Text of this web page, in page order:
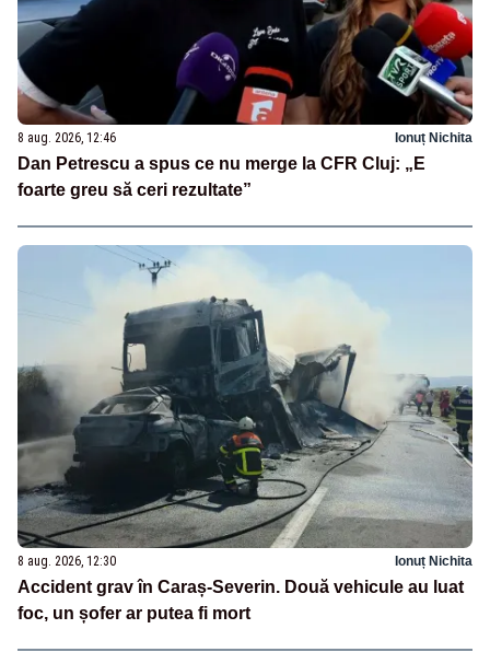
8 aug. 2026, 12:46 Ionuț Nichita
Dan Petrescu a spus ce nu merge la CFR Cluj: „E
foarte greu să ceri rezultate”
8 aug. 2026, 12:30 Ionuț Nichita
Accident grav în Caraș-Severin. Două vehicule au luat
foc, un șofer ar putea fi mort